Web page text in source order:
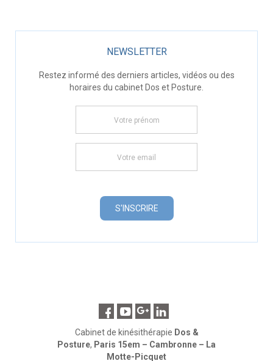
NEWSLETTER
Restez informé des derniers articles, vidéos ou des
horaires du cabinet Dos et Posture.
Cabinet de kinésithérapie Dos &
Posture, Paris 15em – Cambronne – La
Motte-Picquet